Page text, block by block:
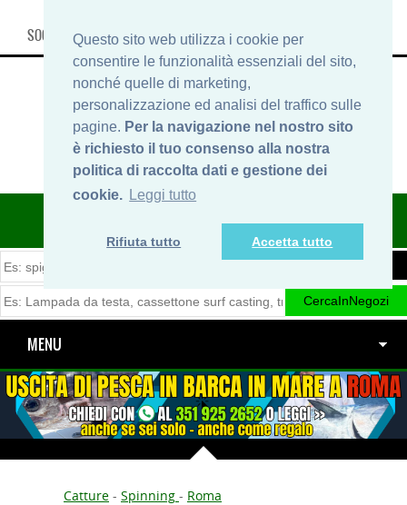
Questo sito web utilizza i cookie per
consentire le funzionalità essenziali del sito,
nonché quelle di marketing,
personalizzazione ed analisi del traffico sulle
pagine. Per la navigazione nel nostro sito
è richiesto il tuo consenso alla nostra
politica di raccolta dati e gestione dei
cookie. Leggi tutto
Rifiuta tutto Accetta tutto
SOCIAL, INFO & SHOP
ITINERARIDIPESCA.IT
MENU
Catture - Spinning - Roma